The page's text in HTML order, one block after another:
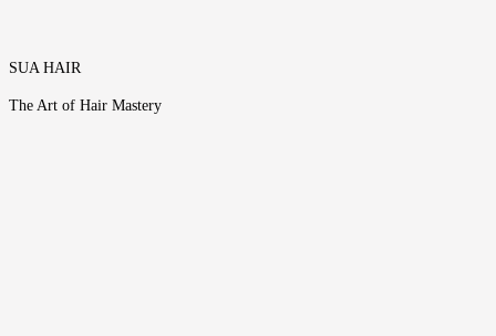
SUA HAIR
The Art of Hair Mastery